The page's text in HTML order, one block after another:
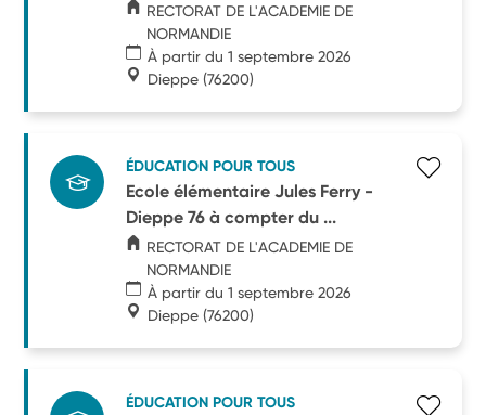
RECTORAT DE L'ACADEMIE DE
NORMANDIE
À partir du 1 septembre 2026
Dieppe (76200)
ÉDUCATION POUR TOUS
Ecole élémentaire Jules Ferry -
Dieppe 76 à compter du ...
RECTORAT DE L'ACADEMIE DE
NORMANDIE
À partir du 1 septembre 2026
Dieppe (76200)
ÉDUCATION POUR TOUS